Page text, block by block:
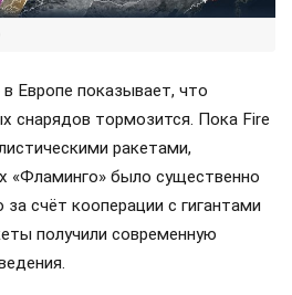
Европе показывает, что
снарядов тормозится. Пока Fire
ракетами,
«Фламинго» было существенно
счёт кооперации с гигантами
получили современную